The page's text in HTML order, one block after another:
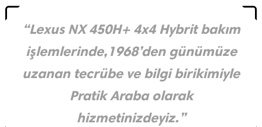
“Lexus NX 450H+ 4x4 Hybrit bakım
işlemlerinde,1968’den günümüze
uzanan tecrübe ve bilgi birikimiyle
Pratik Araba olarak
hizmetinizdeyiz.”